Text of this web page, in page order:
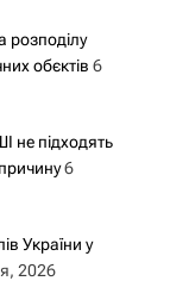
розподілу
обєктів 6
не підходять
6
України у
2026